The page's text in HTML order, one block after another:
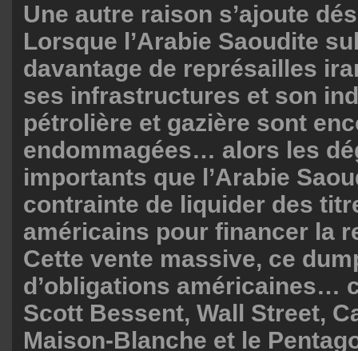
Une autre raison s’ajoute
Lorsque l’Arabie Saoudite
davantage de représailles
ses infrastructures et son
pétrolière et gazière sont
endommagées… alors les
importants que l’Arabie
contrainte de liquider des
américains pour financer la
Cette vente massive, ce
d’obligations américaines…
Scott Bessent, Wall Street,
Maison-Blanche et le